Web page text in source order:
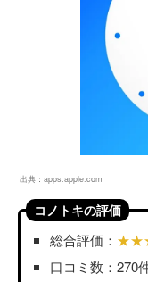
出典： apps.apple.com
コノトキの評価
総合評価：
口コミ数：270